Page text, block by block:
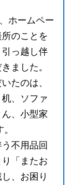
ホームペー
のことを
っ越し伴
ました。
たのは、
、ソファ
、小型家
不用品回
「またお
、お困り